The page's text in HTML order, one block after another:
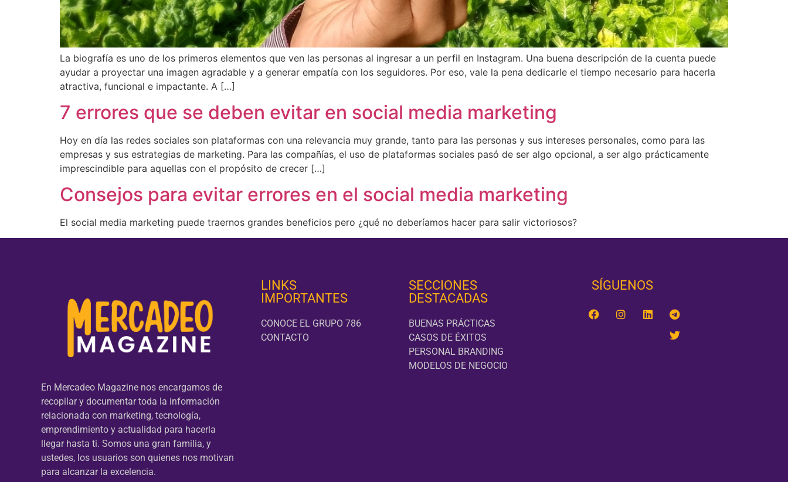
La biografía es uno de los primeros elementos que ven las personas al ingresar a un perfil en Instagram. Una buena descripción de la cuenta puede
ayudar a proyectar una imagen agradable y a generar empatía con los seguidores. Por eso, vale la pena dedicarle el tiempo necesario para hacerla
atractiva, funcional e impactante. A […]
7 errores que se deben evitar en social media marketing
Hoy en día las redes sociales son plataformas con una relevancia muy grande, tanto para las personas y sus intereses personales, como para las
empresas y sus estrategias de marketing. Para las compañías, el uso de plataformas sociales pasó de ser algo opcional, a ser algo prácticamente
imprescindible para aquellas con el propósito de crecer […]
Consejos para evitar errores en el social media marketing
El social media marketing puede traernos grandes beneficios pero ¿qué no deberíamos hacer para salir victoriosos?
En Mercadeo Magazine nos encargamos de
recopilar y documentar toda la información
relacionada con marketing, tecnología,
emprendimiento y actualidad para hacerla
llegar hasta ti. Somos una gran familia, y
ustedes, los usuarios son quienes nos motivan
para alcanzar la excelencia.
LINKS
IMPORTANTES
CONOCE EL GRUPO 786
CONTACTO
SECCIONES
DESTACADAS
BUENAS PRÁCTICAS
CASOS DE ÉXITOS
PERSONAL BRANDING
MODELOS DE NEGOCIO
SÍGUENOS‎